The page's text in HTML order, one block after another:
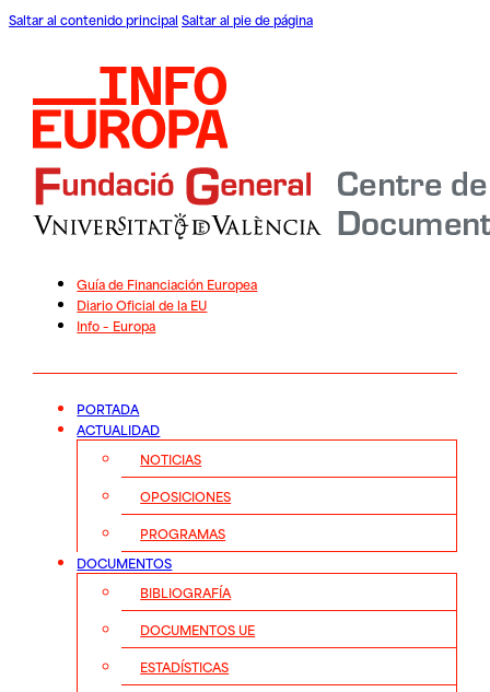
Saltar al contenido principal Saltar al pie de página
Guía de Financiación Europea
Diario Oficial de la EU
Info – Europa
PORTADA
ACTUALIDAD
NOTICIAS
OPOSICIONES
PROGRAMAS
DOCUMENTOS
BIBLIOGRAFÍA
DOCUMENTOS UE
ESTADÍSTICAS